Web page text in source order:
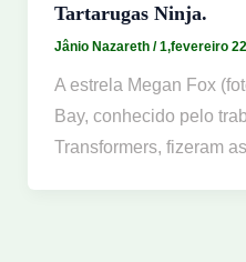
Tartarugas Ninja.
Jânio Nazareth /1,fevereiro
A estrela Megan Fox
Bay, conhecido pelo
Transformers, fizeram